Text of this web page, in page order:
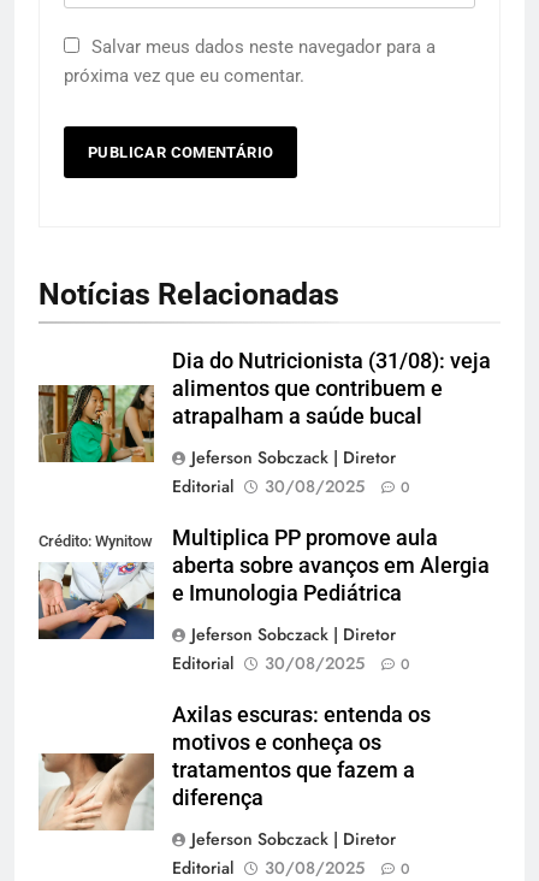
Salvar meus dados neste navegador para a
próxima vez que eu comentar.
Notícias Relacionadas
Dia do Nutricionista (31/08): veja
alimentos que contribuem e
atrapalham a saúde bucal
Jeferson Sobczack | Diretor
Editorial
30/08/2025 0
Crédito: Wynitow
Butenas
Multiplica PP promove aula
aberta sobre avanços em Alergia
e Imunologia Pediátrica
Jeferson Sobczack | Diretor
Editorial
30/08/2025 0
Axilas escuras: entenda os
motivos e conheça os
tratamentos que fazem a
diferença
Jeferson Sobczack | Diretor
Editorial
30/08/2025 0